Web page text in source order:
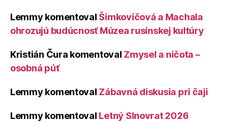
Lemmy komentoval Šimkovičová a Machala
ohrozujú budúcnosť Múzea rusínskej kultúry
Kristián Čura komentoval Zmysel a ničota –
osobná púť
Lemmy komentoval Zábavná diskusia pri čaji
Lemmy komentoval Letný Slnovrat 2026